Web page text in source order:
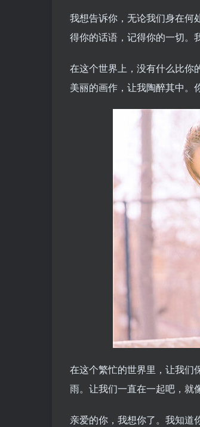
我想告诉你，无论我们身在何
得你的话语，记得你的一切。
在这个世界上，没有什么比你
美丽的画作，让我陶醉其中。
在这个繁忙的世界里，让我们
雨。让我们一直在一起吧，就
亲爱的你，我想你了。我知道